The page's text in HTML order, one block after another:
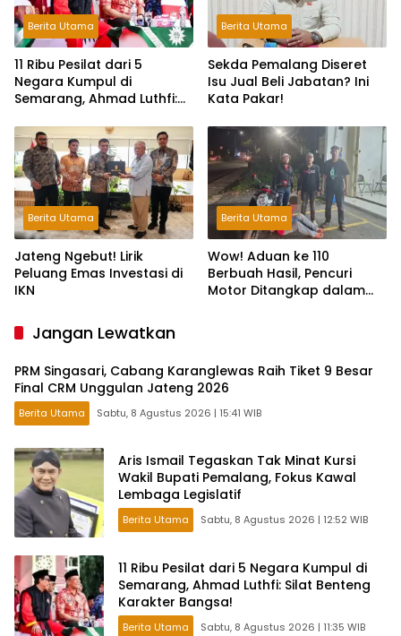
Berita Utama
11 Ribu Pesilat dari 5
Negara Kumpul di
Semarang, Ahmad Luthfi:
Bangsa!
Berita Utama
Sekda Pemalang Diseret
Isu Jual Beli Jabatan? Ini
Kata Pakar!
Berita Utama
Jateng Ngebut! Lirik
Peluang Emas Investasi di
IKN
Berita Utama
Wow! Aduan ke 110
Berbuah Hasil, Pencuri
Motor Ditangkap dalam
Jangan Lewatkan
PRM Singasari, Cabang Karanglewas Raih Tiket 9 Besar
Final CRM Unggulan Jateng 2026
Berita Utama Sabtu, 8 Agustus 2026 | 15:41 WIB
Aris Ismail Tegaskan Tak Minat Kursi
Wakil Bupati Pemalang, Fokus Kawal
Lembaga Legislatif
Berita Utama Sabtu, 8 Agustus 2026 | 12:52 WIB
11 Ribu Pesilat dari 5 Negara Kumpul di
Semarang, Ahmad Luthfi: Silat Benteng
Karakter Bangsa!
Berita Utama Sabtu, 8 Agustus 2026 | 11:35 WIB